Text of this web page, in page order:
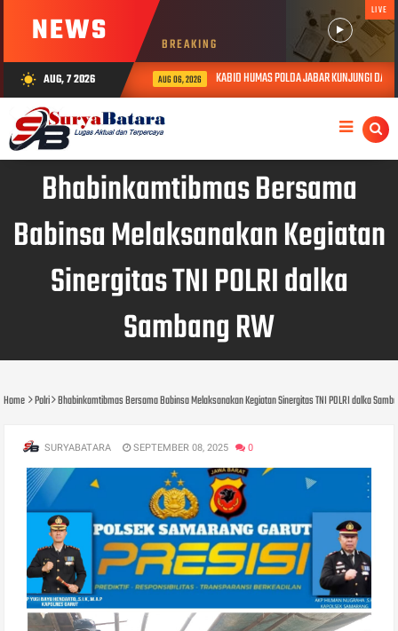
NEWS BREAKING
LIVE
wb_sunny AUG, 7 2026 AUG 06, 2026 KABID HUMAS POLDA JABAR KUNJUNGI DAN
Bhabinkamtibmas Bersama
Babinsa Melaksanakan Kegiatan
Sinergitas TNI POLRI dalka
Sambang RW
Home Polri Bhabinkamtibmas Bersama Babinsa Melaksanakan Kegiatan Sinergitas TNI POLRI dalka
SURYABATARA SEPTEMBER 08, 2025 0